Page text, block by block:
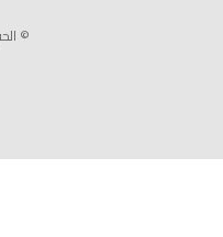
© الحب ثقافة 2026